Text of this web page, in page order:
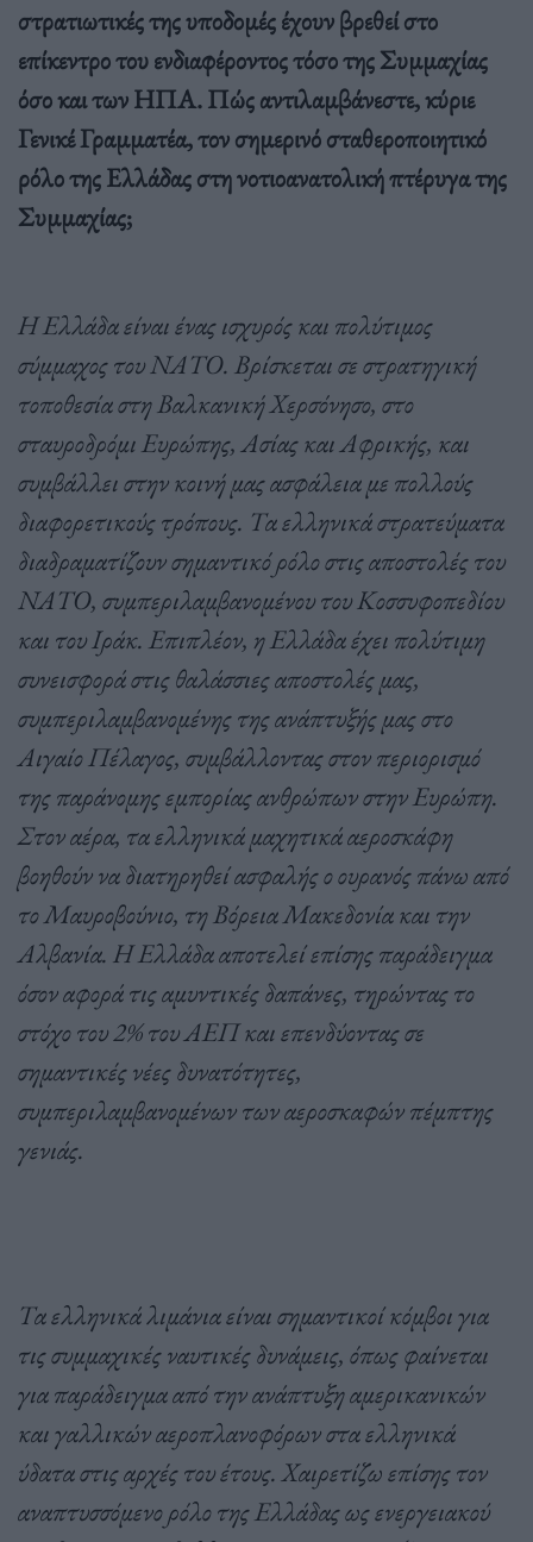
στρατιωτικές της υποδομές έχουν βρεθεί στο
επίκεντρο του ενδιαφέροντος τόσο της Συμμαχίας
όσο και των ΗΠΑ. Πώς αντιλαμβάνεστε, κύριε
Γενικέ Γραμματέα, τον σημερινό σταθεροποιητικό
ρόλο της Ελλάδας στη νοτιοανατολική πτέρυγα της
Συμμαχίας;
Η Ελλάδα είναι ένας ισχυρός και πολύτιμος
σύμμαχος του ΝΑΤΟ. Βρίσκεται σε στρατηγική
τοποθεσία στη Βαλκανική Χερσόνησο, στο
σταυροδρόμι Ευρώπης, Ασίας και Αφρικής, και
συμβάλλει στην κοινή μας ασφάλεια με πολλούς
διαφορετικούς τρόπους. Τα ελληνικά στρατεύματα
διαδραματίζουν σημαντικό ρόλο στις αποστολές του
ΝΑΤΟ, συμπεριλαμβανομένου του Κοσσυφοπεδίου
και του Ιράκ. Επιπλέον, η Ελλάδα έχει πολύτιμη
συνεισφορά στις θαλάσσιες αποστολές μας,
συμπεριλαμβανομένης της ανάπτυξής μας στο
Αιγαίο Πέλαγος, συμβάλλοντας στον περιορισμό
της παράνομης εμπορίας ανθρώπων στην Ευρώπη.
Στον αέρα, τα ελληνικά μαχητικά αεροσκάφη
βοηθούν να διατηρηθεί ασφαλής ο ουρανός πάνω από
το Μαυροβούνιο, τη Βόρεια Μακεδονία και την
Αλβανία. Η Ελλάδα αποτελεί επίσης παράδειγμα
όσον αφορά τις αμυντικές δαπάνες, τηρώντας το
στόχο του 2% του ΑΕΠ και επενδύοντας σε
σημαντικές νέες δυνατότητες,
συμπεριλαμβανομένων των αεροσκαφών πέμπτης
γενιάς.
Τα ελληνικά λιμάνια είναι σημαντικοί κόμβοι για
τις συμμαχικές ναυτικές δυνάμεις, όπως φαίνεται
για παράδειγμα από την ανάπτυξη αμερικανικών
και γαλλικών αεροπλανοφόρων στα ελληνικά
ύδατα στις αρχές του έτους. Χαιρετίζω επίσης τον
αναπτυσσόμενο ρόλο της Ελλάδας ως ενεργειακού